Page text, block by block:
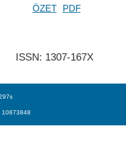
ÖZET PDF
ISSN: 1307-167X
10873848